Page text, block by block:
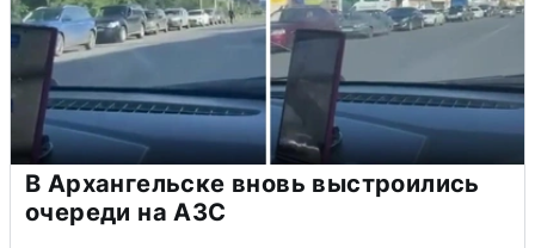
В Архангельске вновь выстроились
очереди на АЗС